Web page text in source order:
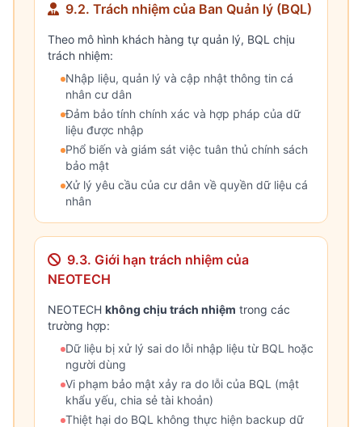
9.2. Trách nhiệm của Ban Quản lý (BQL)
Theo mô hình khách hàng tự quản lý, BQL chịu
trách nhiệm:
Nhập liệu, quản lý và cập nhật thông tin cá
nhân cư dân
Đảm bảo tính chính xác và hợp pháp của dữ
liệu được nhập
Phổ biến và giám sát việc tuân thủ chính sách
bảo mật
Xử lý yêu cầu của cư dân về quyền dữ liệu cá
nhân
9.3. Giới hạn trách nhiệm của
NEOTECH
NEOTECH không chịu trách nhiệm trong các
trường hợp:
Dữ liệu bị xử lý sai do lỗi nhập liệu từ BQL hoặc
người dùng
Vi phạm bảo mật xảy ra do lỗi của BQL (mật
khẩu yếu, chia sẻ tài khoản)
Thiệt hại do BQL không thực hiện backup dữ